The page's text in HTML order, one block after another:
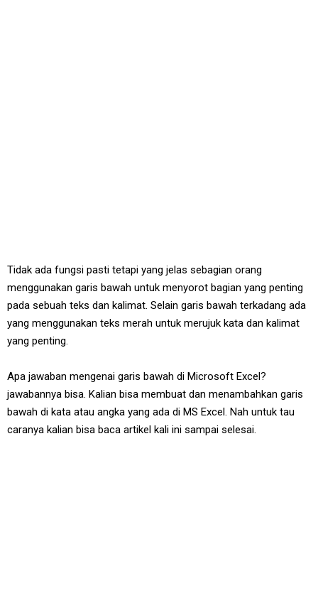
Tidak ada fungsi pasti tetapi yang jelas sebagian orang
menggunakan garis bawah untuk menyorot bagian yang penting
pada sebuah teks dan kalimat. Selain garis bawah terkadang ada
yang menggunakan teks merah untuk merujuk kata dan kalimat
yang penting.
Apa jawaban mengenai garis bawah di Microsoft Excel?
jawabannya bisa. Kalian bisa membuat dan menambahkan garis
bawah di kata atau angka yang ada di MS Excel. Nah untuk tau
caranya kalian bisa baca artikel kali ini sampai selesai.